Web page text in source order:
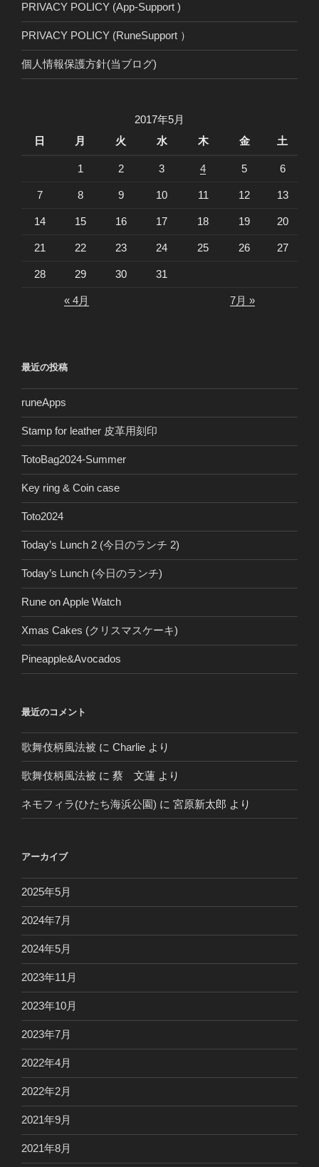
PRIVACY POLICY (App-Support )
PRIVACY POLICY (RuneSupport ）
個人情報保護方針(当ブログ)
2017年5月
日
月 火 水 木 金 土
1 2 3 4 5 6
7 8 9 10 11 12 13
14 15 16 17 18 19 20
21 22 23 24 25 26 27
28 29 30 31
« 4月 7月 »
最近の投稿
runeApps
Stamp for leather 皮革用刻印
TotoBag2024-Summer
Key ring & Coin case
Toto2024
Today’s Lunch 2 (今日のランチ 2)
Today’s Lunch (今日のランチ)
Rune on Apple Watch
Xmas Cakes (クリスマスケーキ)
Pineapple&Avocados
最近のコメント
歌舞伎柄風法被 に Charlie より
歌舞伎柄風法被 に 蔡 文蓮 より
ネモフィラ(ひたち海浜公園) に 宮原新太郎 より
アーカイブ
2025年5月
2024年7月
2024年5月
2023年11月
2023年10月
2023年7月
2022年4月
2022年2月
2021年9月
2021年8月